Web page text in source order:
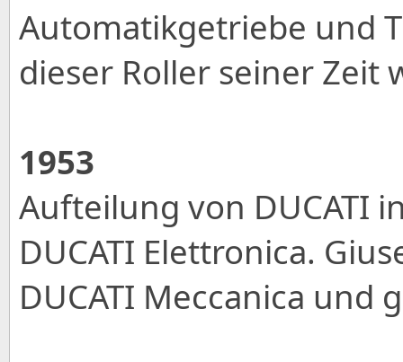
Automatikgetriebe und
dieser Roller seiner Zeit
1953
Aufteilung von DUCATI
DUCATI Elettronica.
DUCATI Meccanica